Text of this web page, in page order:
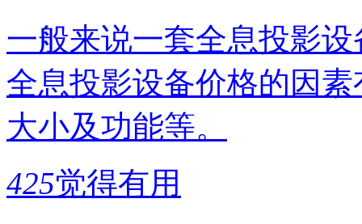
一般来说一套全息投影
全息投影设备价格的因
大小及功能等。
425觉得有用